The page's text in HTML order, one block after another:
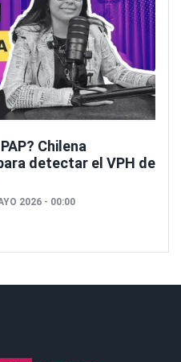
Chilena
detectar el VPH de
2026 - 00:00